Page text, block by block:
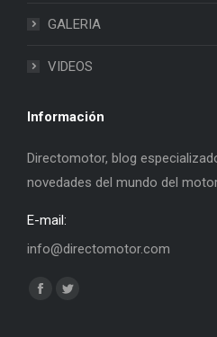
GALERIA
VIDEOS
Información
Directomotor, blog
novedades del mundo del
E-mail:
info@directomotor.com
Find us on:
Facebook
Twitter